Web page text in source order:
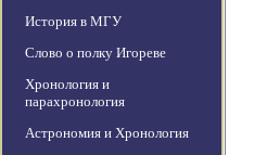
История в МГУ
Слово о полку Игореве
Хронология и
парахронология
Астрономия и Хронология